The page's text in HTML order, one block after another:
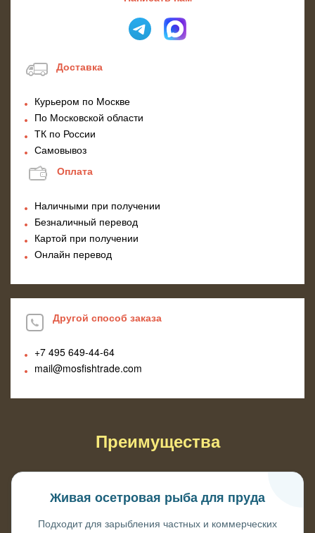
Доставка
Курьером по Москве
По Московской области
ТК по России
Самовывоз
Оплата
Наличными при получении
Безналичный перевод
Картой при получении
Онлайн перевод
Другой способ заказа
+7 495 649-44-64
mail@mosfishtrade.com
Преимущества
Живая осетровая рыба для пруда
Подходит для зарыбления частных и коммерческих